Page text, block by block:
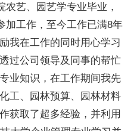
艺、园艺学专业毕业，
加工作，至今工作已满8年
我在工作的同时用心学习
过公司领导及同事的帮忙
业知识，在工作期间我先
工、园林预算、园林材料
获取了超多经验，并利用